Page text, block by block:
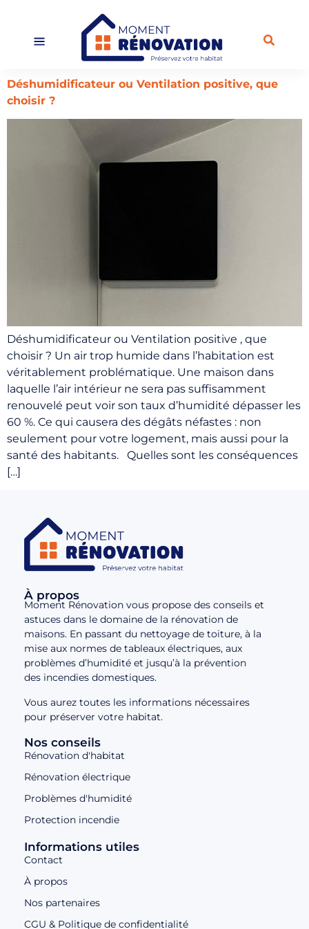
Déshumidificateur ou Ventilation positive, que
choisir ?
Déshumidificateur ou Ventilation positive , que
choisir ? Un air trop humide dans l’habitation est
véritablement problématique. Une maison dans
laquelle l’air intérieur ne sera pas suffisamment
renouvelé peut voir son taux d’humidité dépasser les
60 %. Ce qui causera des dégâts néfastes : non
seulement pour votre logement, mais aussi pour la
santé des habitants. Quelles sont les conséquences
[…]
À propos
Moment Rénovation vous propose des conseils et
astuces dans le domaine de la rénovation de
maisons. En passant du nettoyage de toiture, à la
mise aux normes de tableaux électriques, aux
problèmes d’humidité et jusqu’à la prévention
des incendies domestiques.
Vous aurez toutes les informations nécessaires
pour préserver votre habitat.
Nos conseils
Rénovation d'habitat
Rénovation électrique
Problèmes d'humidité
Protection incendie
Informations utiles
Contact
À propos
Nos partenaires
CGU & Politique de confidentialité